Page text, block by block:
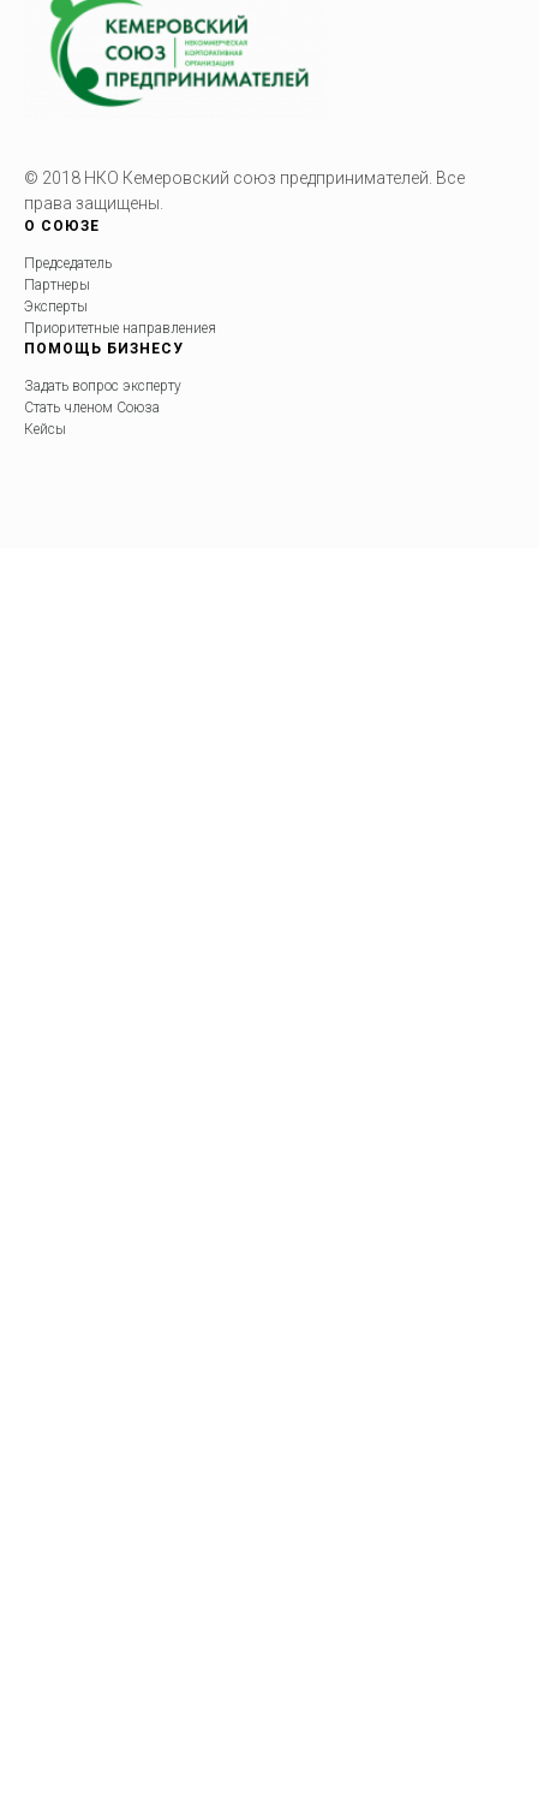
© 2018 НКО Кемеровский союз предпринимателей. Все
права защищены.
О СОЮЗЕ
Председатель
Партнеры
Эксперты
Приоритетные направлениея
ПОМОЩЬ БИЗНЕСУ
Задать вопрос эксперту
Стать членом Союза
Кейсы